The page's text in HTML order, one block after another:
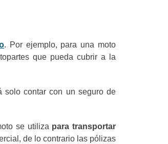
. Por ejemplo, para una moto
que pueda cubrir a la
solo contar con un seguro de
se utiliza para transportar
de lo contrario las pólizas